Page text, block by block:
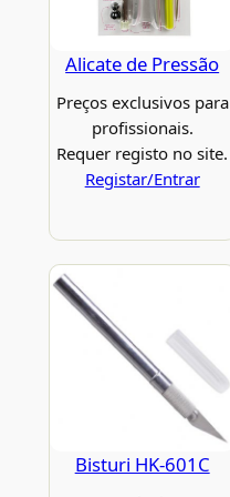
Alicate de Pressão
Preços exclusivos para
profissionais.
Requer registo no site.
Registar/Entrar
Bisturi HK-601C